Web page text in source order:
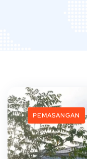
PEMASANGAN